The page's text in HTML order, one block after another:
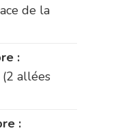
de la
:
allées
: